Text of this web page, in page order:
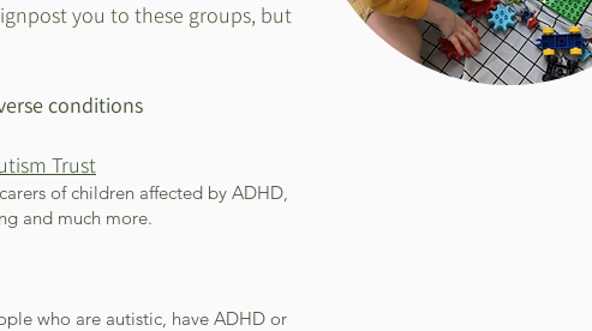
you to these groups, but
conditions
Trust
of children affected by ADHD,
and much more.
who are autistic, have ADHD or